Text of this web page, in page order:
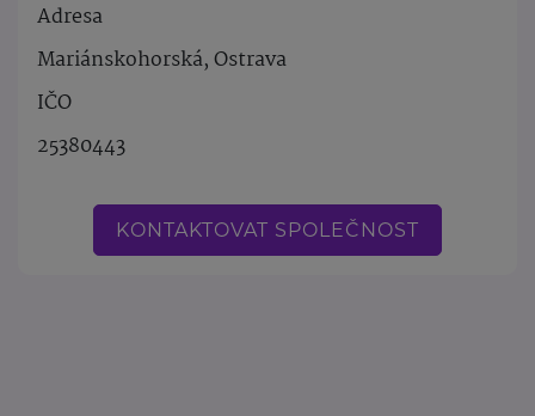
Adresa
Mariánskohorská, Ostrava
IČO
25380443
KONTAKTOVAT SPOLEČNOST